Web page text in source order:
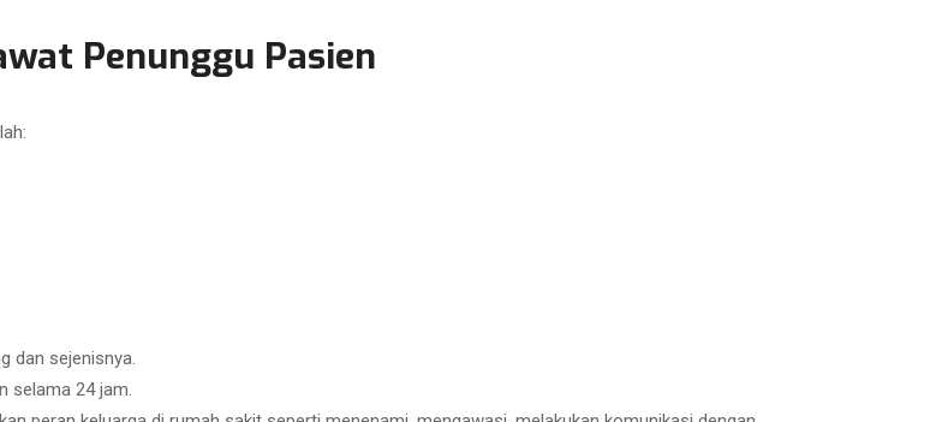
Penunggu Pasien
dan sejenisnya.
selama 24 jam.